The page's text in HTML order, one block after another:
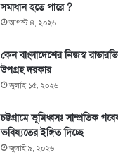
সমাধান হতে পারে ?
আগস্ট ৪, ২০২৬
কেন বাংলাদেশের নিজস্ব
উপগ্রহ দরকার
জুলাই ১৫, ২০২৬
চট্টগ্রামে ভূমিধ্বসঃ সাম্প্রতিক
ভবিষ্যতের ইঙ্গিত দিচ্ছে
জুলাই ৯, ২০২৬